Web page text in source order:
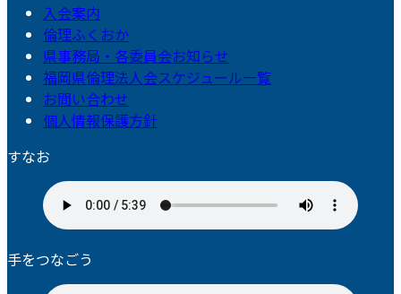
入会案内
倫理ふくおか
県事務局・各委員会お知らせ
福岡県倫理法人会スケジュール一覧
お問い合わせ
個人情報保護方針
すなお
手をつなごう